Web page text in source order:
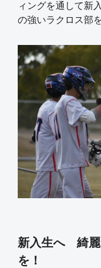
ィングを通して新
の強いラクロス部
新入生へ 綺麗
を！